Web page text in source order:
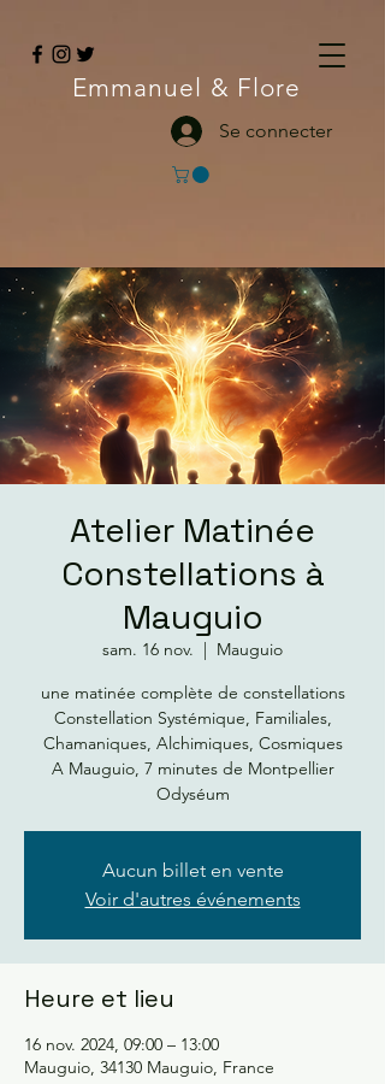
Emmanuel & Flore
Se connecter
Atelier Matinée
Constellations à
Mauguio
sam. 16 nov.
  |
Mauguio
une matinée complète de constellations
Constellation Systémique, Familiales,
Chamaniques, Alchimiques, Cosmiques
A Mauguio, 7 minutes de Montpellier
Aucun billet en vente
Voir d'autres événements
Heure et lieu
16 nov. 2024, 09:00 – 13:00
Mauguio, 34130 Mauguio, France